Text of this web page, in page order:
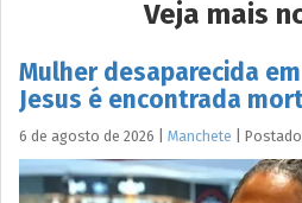
Veja mais
Mulher desaparecida
Jesus é encontrada
6 de agosto de 2026 Manchete